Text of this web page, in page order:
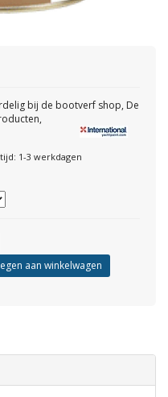
bij de bootverf shop, De
1-3 werkdagen
aan winkelwagen